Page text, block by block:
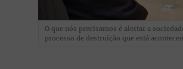
O que nós precisamos é alertar a
processo de destruição que está